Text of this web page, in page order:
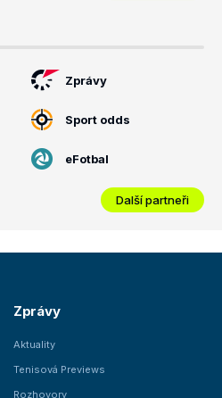
Zprávy
Sport odds
eFotbal
Další partneři
Zprávy
Aktuality
Tenisová Previews
Rozhovory